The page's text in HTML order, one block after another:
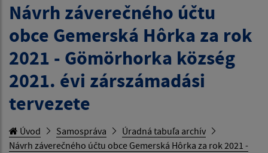
Návrh záverečného účtu
obce Gemerská Hôrka za rok
2021 - Gömörhorka község
2021. évi zárszámadási
tervezete
Úvod Samospráva
Úradná tabuľa archív
Návrh záverečného účtu obce Gemerská Hôrka za rok 2021 -